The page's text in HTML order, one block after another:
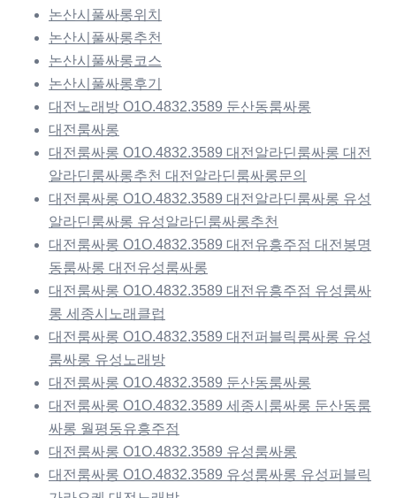
논산시풀싸롱위치
논산시풀싸롱추천
논산시풀싸롱코스
논산시풀싸롱후기
대전노래방 O1O.4832.3589 둔산동룸싸롱
대전룸싸롱
대전룸싸롱 O1O.4832.3589 대전알라딘룸싸롱 대전
알라딘룸싸롱추천 대전알라딘룸싸롱문의
대전룸싸롱 O1O.4832.3589 대전알라딘룸싸롱 유성
알라딘룸싸롱 유성알라딘룸싸롱추천
대전룸싸롱 O1O.4832.3589 대전유흥주점 대전봉명
동룸싸롱 대전유성룸싸롱
대전룸싸롱 O1O.4832.3589 대전유흥주점 유성룸싸
롱 세종시노래클럽
대전룸싸롱 O1O.4832.3589 대전퍼블릭룸싸롱 유성
룸싸롱 유성노래방
대전룸싸롱 O1O.4832.3589 둔산동룸싸롱
대전룸싸롱 O1O.4832.3589 세종시룸싸롱 둔산동룸
싸롱 월평동유흥주점
대전룸싸롱 O1O.4832.3589 유성룸싸롱
대전룸싸롱 O1O.4832.3589 유성룸싸롱 유성퍼블릭